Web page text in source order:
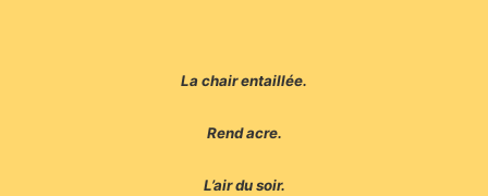
La chair entaillée.
Rend acre.
L’air du soir.